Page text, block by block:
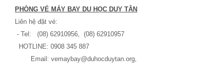
PHÒNG VÉ MÁY BAY DU HỌC DUY TÂN
Liên hệ đặt vé:
- Tel: (08) 62910956, (08) 62910957
HOTLINE: 0908 345 887
Email: vemaybay@duhocduytan.org,